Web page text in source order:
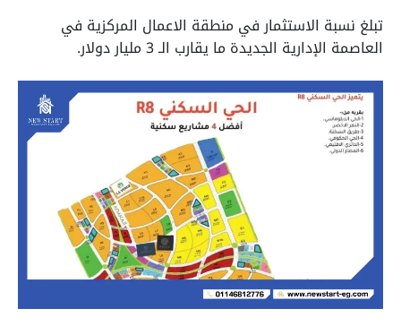
تبلغ نسبة الاستثمار في منطقة الاعمال المركزية في
العاصمة الإدارية الجديدة ما يقارب الـ 3 مليار دولار.